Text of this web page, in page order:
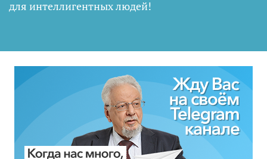
для интеллигентных людей!